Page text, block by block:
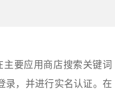
主要应用商店搜索关键词
录，并进行实名认证。在